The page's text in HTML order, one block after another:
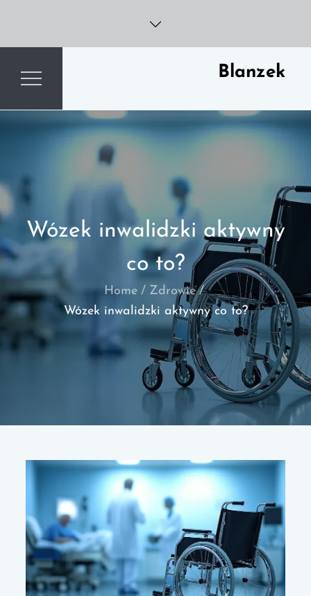
content
Blanzek
Wózek inwalidzki aktywny
co to?
Home
Zdrowie
Wózek inwalidzki aktywny co to?